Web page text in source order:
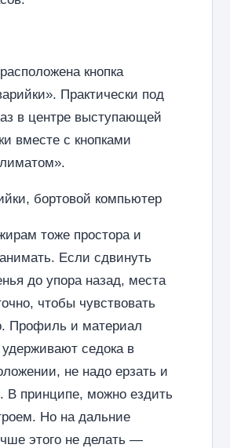
кнопка
Практически под
в центре выступающей
вместе с кнопками
тоже простора и
Если сдвинуть
до упора назад, места
чтобы чувствовать
Профиль и материал
седока в
не надо ерзать и
В принципе, можно ездить
Но на дальние
этого не делать —